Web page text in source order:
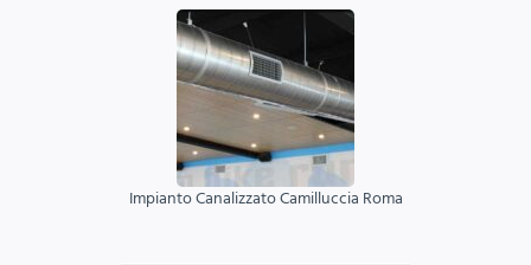
Impianto Canalizzato Camilluccia Roma